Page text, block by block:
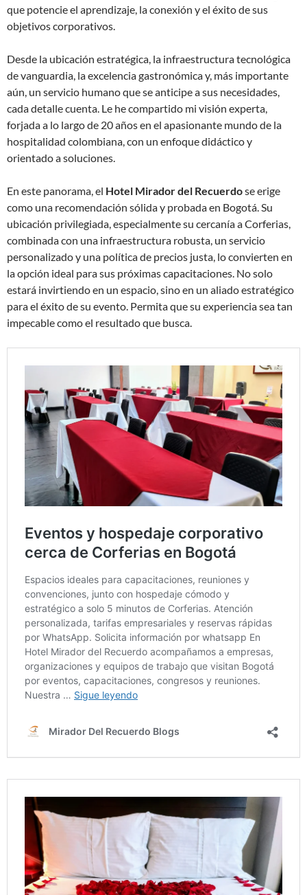
que potencie el aprendizaje, la conexión y el éxito de sus
objetivos corporativos.
Desde la ubicación estratégica, la infraestructura tecnológica
de vanguardia, la excelencia gastronómica y, más importante
aún, un servicio humano que se anticipe a sus necesidades,
cada detalle cuenta. Le he compartido mi visión experta,
forjada a lo largo de 20 años en el apasionante mundo de la
hospitalidad colombiana, con un enfoque didáctico y
orientado a soluciones.
En este panorama, el Hotel Mirador del Recuerdose erige
como una recomendación sólida y probada en Bogotá. Su
ubicación privilegiada, especialmente su cercanía a Corferias,
combinada con una infraestructura robusta, un servicio
personalizado y una política de precios justa, lo convierten en
la opción ideal para sus próximas capacitaciones. No solo
estará invirtiendo en un espacio, sino en un aliado estratégico
para el éxito de su evento. Permita que su experiencia sea tan
impecable como el resultado que busca.